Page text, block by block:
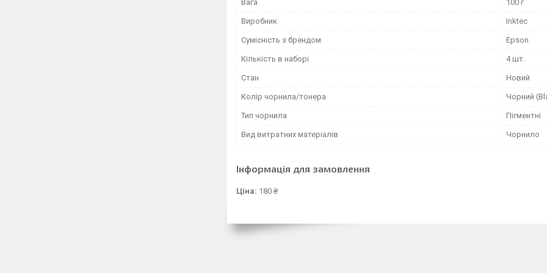
Вага 100 г
Виробник Inktec
Сумісність з брендом Epson
Кількість в наборі 4 шт.
Стан Новий
Колір чорнила/тонера Чорний
Тип чорнила Пігментні
Вид витратних матеріалів Чорнило
Інформація для замовлення
Ціна: 180 ₴